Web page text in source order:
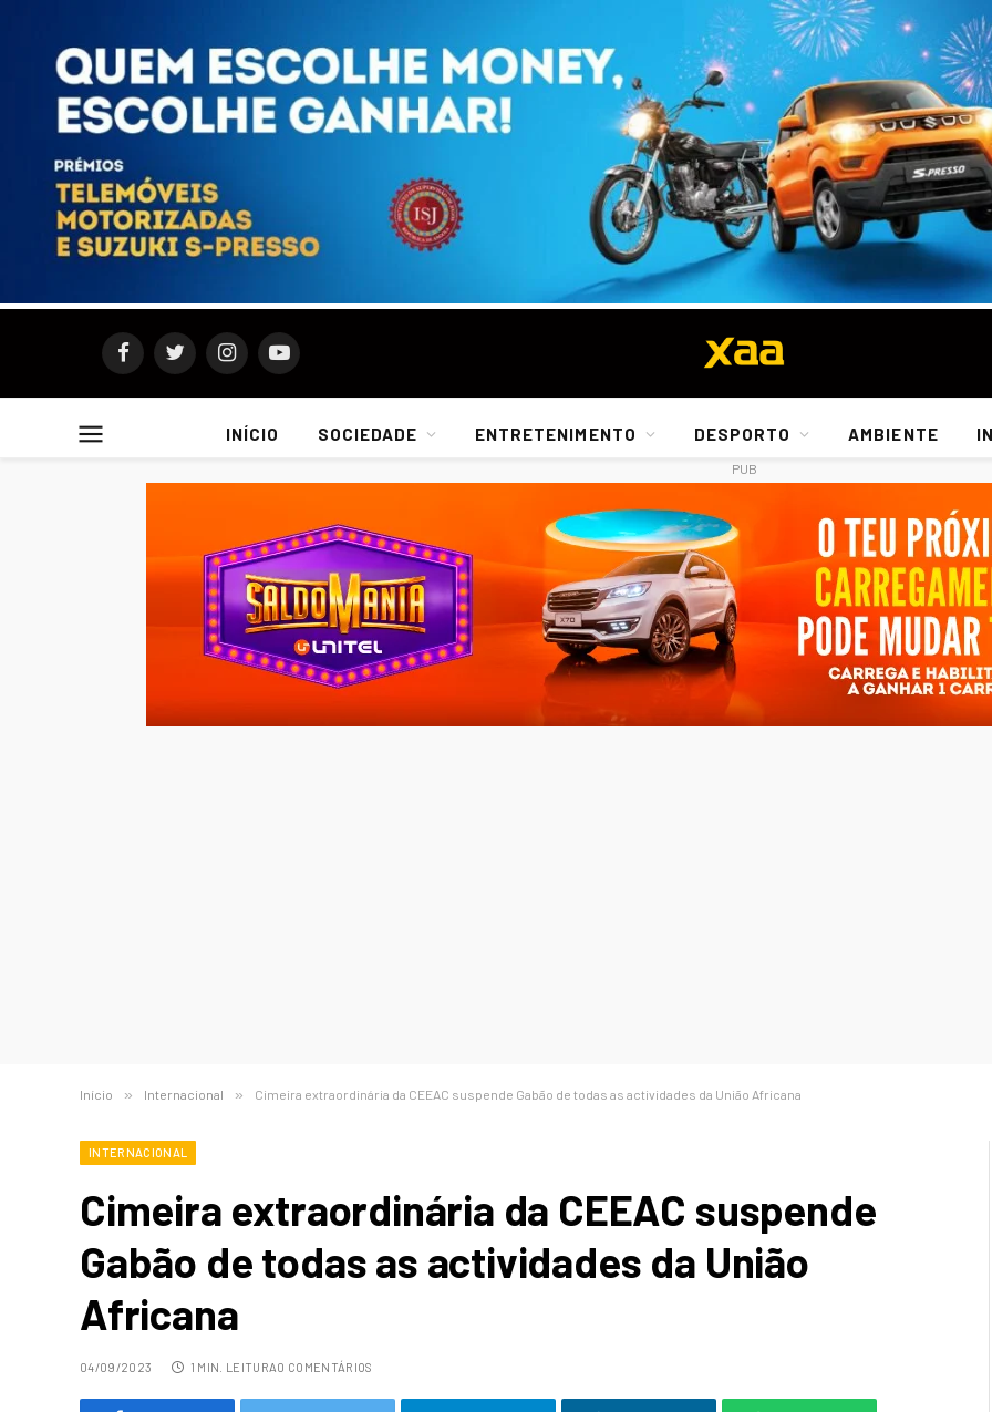
FacebookTwitterInstagramYouTube
INÍCIO SOCIEDADE ENTRETENIMENTO DESPORTO AMBIENTE
PUB
Início » Internacional » Cimeira extraordinária da CEEAC suspende Gabão de todas as actividades da União Africana
INTERNACIONAL
Cimeira extraordinária da CEEAC suspende
Gabão de todas as actividades da União
Africana
04/09/2023 1 MIN. LEITURA0 COMENTÁRIOS